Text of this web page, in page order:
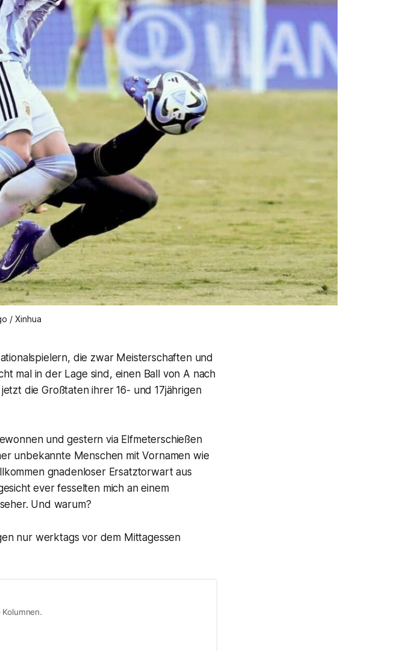
/ Xinhua
die zwar Meisterschaften und
mal in der Lage sind, einen Ball von A nach
die Großtaten ihrer 16- und 17jährigen
und gestern via Elfmeterschießen
unbekannte Menschen mit Vornamen wie
gnadenloser Ersatztorwart aus
ever fesselten mich an einem
Und warum?
nur werktags vor dem Mittagessen